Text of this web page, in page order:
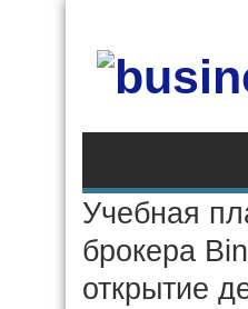
Учебная
брокера
открытие